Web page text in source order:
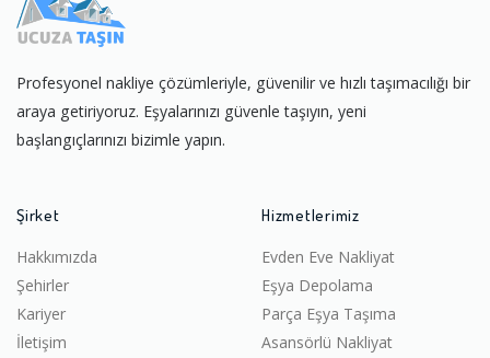
Profesyonel nakliye çözümleriyle, güvenilir ve hızlı taşımacılığı bir
araya getiriyoruz. Eşyalarınızı güvenle taşıyın, yeni
başlangıçlarınızı bizimle yapın.
Şirket
Hakkımızda
Şehirler
Kariyer
İletişim
Hizmetlerimiz
Evden Eve Nakliyat
Eşya Depolama
Parça Eşya Taşıma
Asansörlü Nakliyat